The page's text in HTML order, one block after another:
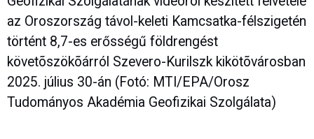
az Oroszország távol-keleti Kamcsatka-félszigetén
történt 8,7-es erősségű földrengést
követõszökõárról Szevero-Kurilszk kikötõvárosban
2025. július 30-án (Fotó: MTI/EPA/Orosz
Tudományos Akadémia Geofizikai Szolgálata)